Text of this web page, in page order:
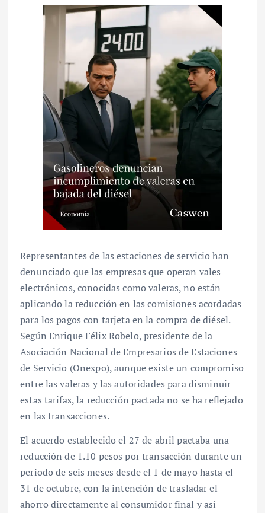
Representantes de las estaciones de servicio han
denunciado que las empresas que operan vales
electrónicos, conocidas como valeras, no están
aplicando la reducción en las comisiones acordadas
para los pagos con tarjeta en la compra de diésel.
Según Enrique Félix Robelo, presidente de la
Asociación Nacional de Empresarios de Estaciones
de Servicio (Onexpo), aunque existe un compromiso
entre las valeras y las autoridades para disminuir
estas tarifas, la reducción pactada no se ha reflejado
en las transacciones.
El acuerdo establecido el 27 de abril pactaba una
reducción de 1.10 pesos por transacción durante un
periodo de seis meses desde el 1 de mayo hasta el
31 de octubre, con la intención de trasladar el
ahorro directamente al consumidor final y así